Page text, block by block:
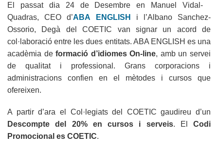
El passat dia 24 de Desembre en Manuel Vidal-
Quadras, CEO d’ABA ENGLISH
i l’Albano Sanchez-
Ossorio, Degà del COETIC van signar un acord de
col·laboració entre les dues entitats. ABA ENGLISH es una
acadèmia deformació d’idiomes On-line, amb un servei
de qualitat i professional. Grans corporacions i
administracions confien en el mètodes i cursos que
ofereixen.
A partir d’ara el Col·legiats del COETIC gaudireu d’un
Descompte del 20% en cursos i serveis. El Codi
Promocional es COETIC.